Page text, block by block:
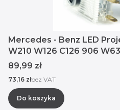
Mercedes - Benz LED
W210 W126 C126 906
Cena
89,99 zł
Cena
73,16 złbez VAT
Do koszyka